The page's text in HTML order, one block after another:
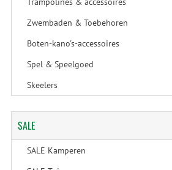
Zwembaden & Toebehoren
Boten-kano's-accessoires
Spel & Speelgoed
Skeelers
SALE
SALE Kamperen